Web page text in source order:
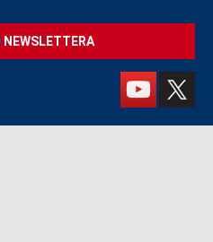
NEWSLETTERA